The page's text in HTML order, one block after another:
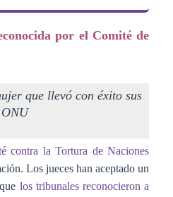
por el Comité de
que llevó con éxito sus
contra la Tortura de Naciones
Los jueces han aceptado un
los tribunales reconocieron a